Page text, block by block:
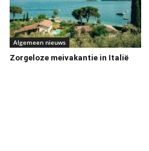
Algemeen nieuws
Zorgeloze meivakantie in Italië